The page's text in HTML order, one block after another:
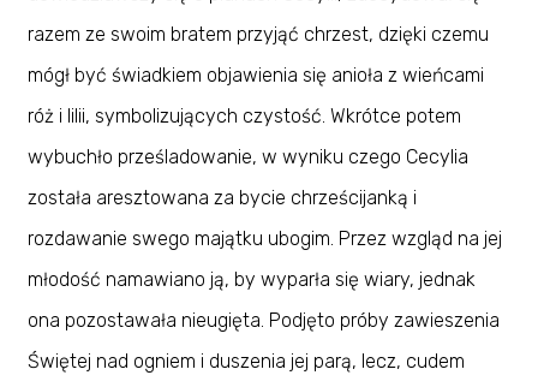
razem ze swoim bratem przyjąć chrzest, dzięki czemu
mógł być świadkiem objawienia się anioła z wieńcami
róż i lilii, symbolizujących czystość. Wkrótce potem
wybuchło prześladowanie, w wyniku czego Cecylia
została aresztowana za bycie chrześcijanką i
rozdawanie swego majątku ubogim. Przez wzgląd na jej
młodość namawiano ją, by wyparła się wiary, jednak
ona pozostawała nieugięta. Podjęto próby zawieszenia
Świętej nad ogniem i duszenia jej parą, lecz, cudem